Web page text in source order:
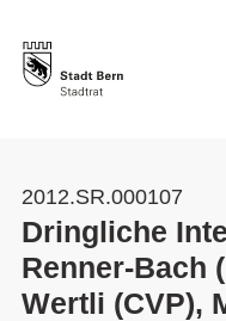
2012.SR.000107
Dringliche
Renner-Bach
Wertli (CVP),